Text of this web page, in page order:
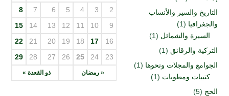
التاريخ والسير والأنساب
والجغرافيا (1)
السيرة والشمائل (1)
التزكية والرقائق (1)
الجوامع والمجلات ونحوها (1)
كتيبات ومطويات (1)
الحج (5)
« رمضان ذو القعدة »
2
3
4
5
6
7
8
9
10
11
12
13
14
15
16
17
18
19
20
21
22
23
24
25
26
27
28
29